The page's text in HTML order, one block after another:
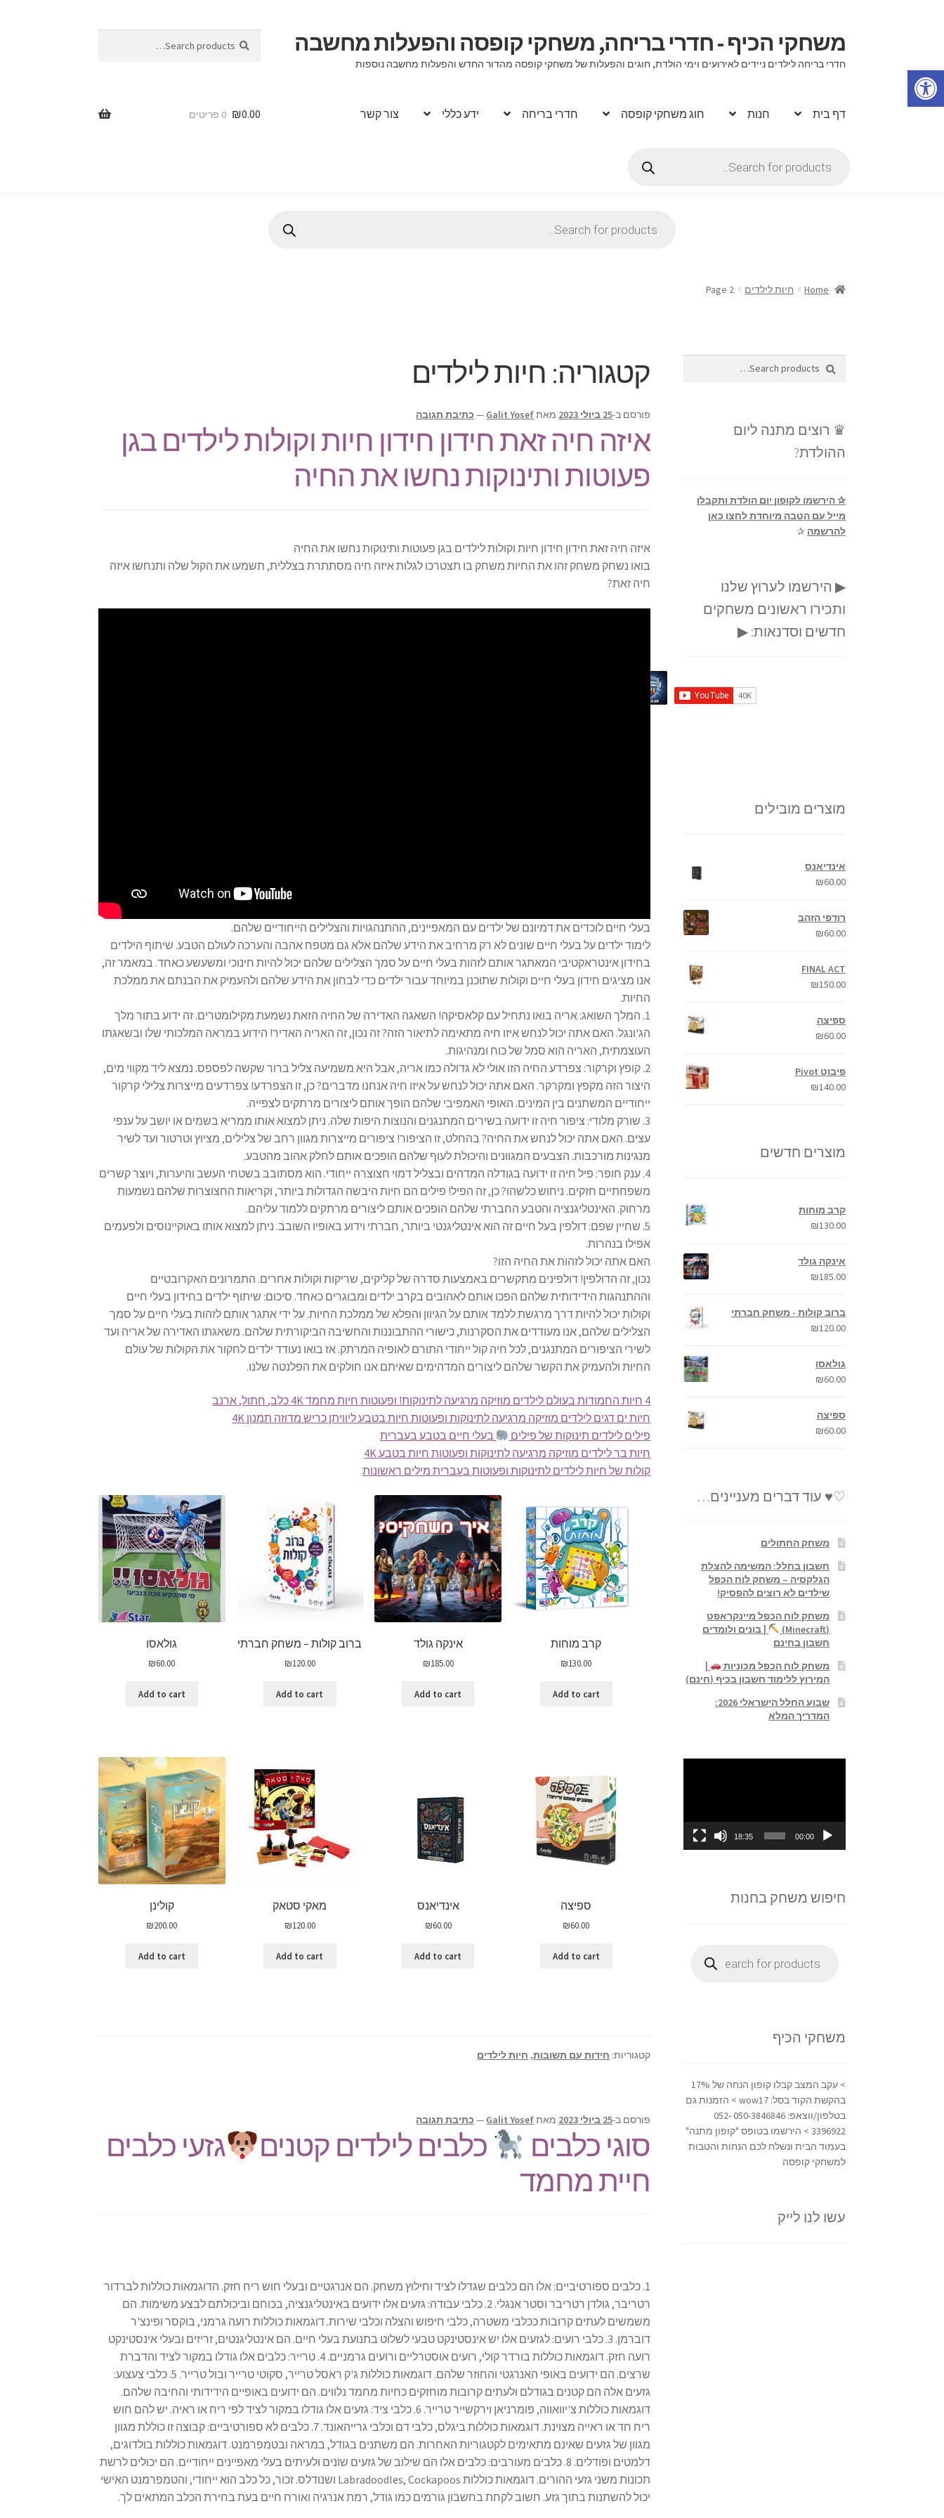
פתח סרגל נגישות
דלג
לניווט
לדלג
לתוכן
משחקי הכיף - חדרי בריחה, משחקי קופסה והפעלות מחשבה
חדרי בריחה לילדים ניידים לאירועים וימי הולדת, חוגים והפעלות של משחקי קופסה מהדור החדש והפעלות מחשבה נוספות
for:
דף בית חנות חוג משחקי קופסה חדרי בריחה ידע כללי צור קשר
search
₪0.00 0 פריטים
search
Home חיות לילדים Page 2
קטגוריה: חיות לילדים
פורסם ב-25 ביולי 2023 מאתGalit Yosef
— כתיבת תגובה
איזה חיה זאת חידון חידון חיות וקולות לילדים בגן
פעוטות ותינוקות נחשו את החיה
איזה חיה זאת חידון חידון חיות וקולות לילדים בגן פעוטות ותינוקות נחשו את החיה
בואו נשחק משחק זהו את החיות משחק בו תצטרכו לגלות איזה חיה מסתתרת בצללית, תשמעו את הקול שלה ותנחשו איזה
חיה זאת?
בעלי חיים לוכדים את דמיונם של ילדים עם המאפיינים, ההתנהגויות והצלילים הייחודיים שלהם.
לימוד ילדים על בעלי חיים שונים לא רק מרחיב את הידע שלהם אלא גם מטפח אהבה והערכה לעולם הטבע. שיתוף הילדים
בחידון אינטראקטיבי המאתגר אותם לזהות בעלי חיים על סמך הצלילים שלהם יכול להיות חינוכי ומשעשע כאחד. במאמר זה,
אנו מציגים חידון בעלי חיים וקולות שתוכנן במיוחד עבור ילדים כדי לבחון את הידע שלהם ולהעמיק את הבנתם את ממלכת
החיות.
1. המלך השואג: אריה בואו נתחיל עם קלאסיקה! השאגה האדירה של החיה הזאת נשמעת מקילומטרים. זה ידוע בתור מלך
הג'ונגל. האם אתה יכול לנחש איזו חיה מתאימה לתיאור הזה? זה נכון, זה האריה האדיר! הידוע במראה המלכותי שלו ובשאגתו
העוצמתית, האריה הוא סמל של כוח ומנהיגות.
2. קופץ וקרקור: צפרדע החיה הזו אולי לא גדולה כמו אריה, אבל היא משמיעה צליל ברור שקשה לפספס. נמצא ליד מקווי מים,
היצור הזה מקפץ ומקרקר. האם אתה יכול לנחש על איזו חיה אנחנו מדברים? כן, זו הצפרדע! צפרדעים מייצרות צלילי קרקור
ייחודיים המשתנים בין המינים. האופי האמפיבי שלהם הופך אותם ליצורים מרתקים לצפייה.
3. שורק מלודי: ציפור חיה זו ידועה בשירים המתנגנים והנוצות היפות שלה. ניתן למצוא אותו ממריא בשמים או יושב על ענפי
עצים. האם אתה יכול לנחש את החיה? בהחלט, זו הציפור! ציפורים מייצרות מגוון רחב של צלילים, מציוץ וטרטור ועד לשיר
מנגינות מורכבות. הצבעים המגוונים והיכולת לעוף שלהם הופכים אותם לחלק אהוב מהטבע.
4. ענק חופר: פיל חיה זו ידועה בגודלה המדהים ובצליל דמוי חצוצרה ייחודי. הוא מסתובב בשטחי העשב והיערות, ויוצר קשרים
משפחתיים חזקים. ניחוש כלשהו? כן, זה הפיל! פילים הם חיות היבשה הגדולות ביותר, וקריאות החצוצרות שלהם נשמעות
מרחוק. האינטליגנציה והטבע החברתי שלהם הופכים אותם ליצורים מרתקים ללמוד עליהם.
5. שחיין שפם: דולפין בעל חיים זה הוא אינטליגנטי ביותר, חברתי וידוע באופיו השובב. ניתן למצוא אותו באוקיינוסים ולפעמים
אפילו בנהרות.
האם אתה יכול לזהות את החיה הזו?
נכון, זה הדולפין! דולפינים מתקשרים באמצעות סדרה של קליקים, שריקות וקולות אחרים. התמרונים האקרובטיים
וההתנהגות הידידותית שלהם הפכו אותם לאהובים בקרב ילדים ומבוגרים כאחד. סיכום: שיתוף ילדים בחידון בעלי חיים
וקולות יכול להיות דרך מרגשת ללמד אותם על הגיוון והפלא של ממלכת החיות. על ידי אתגר אותם לזהות בעלי חיים על סמך
הצלילים שלהם, אנו מעודדים את הסקרנות, כישורי ההתבוננות והחשיבה הביקורתית שלהם. משאגתו האדירה של אריה ועד
לשירי הציפורים המתנגנים, לכל חיה קול ייחודי התורם לאופיה המרתק. אז בואו נעודד ילדים לחקור את הקולות של עולם
החיות ולהעמיק את הקשר שלהם ליצורים המדהימים שאיתם אנו חולקים את הפלנטה שלנו.
4 חיות החמודות בעולם לילדים מוזיקה מרגיעה לתינוקות! ופעוטות חיות מחמד 4K כלב, חתול, ארנב
חיות ים דגים לילדים מוזיקה מרגיעה לתינוקות ופעוטות חיות בטבע ליוויתן כריש מדוזה תמנון 4K
פילים לילדים תינוקות של פילים
בעלי חיים בטבע בעברית
חיות בר לילדים מוזיקה מרגיעה לתינוקות ופעוטות חיות בטבע 4K
קולות של חיות לילדים לתינוקות ופעוטות בעברית מילים ראשונות
קרב מוחות
₪130.00
Add to cart
אינקה גולד
₪185.00
Add to cart
ברוב קולות – משחק חברתי
₪120.00
Add to cart
גולאסו
₪60.00
Add to cart
ספיצה
₪60.00
Add to cart
אינדיאנס
₪60.00
Add to cart
מאקי סטאק
₪120.00
Add to cart
קולינן
₪200.00
Add to cart
קטגוריות: חידות עם תשובות, חיות לילדים
פורסם ב-25 ביולי 2023 מאתGalit Yosef
— כתיבת תגובה
סוגי כלבים כלבים לילדים קטנים
גזעי כלבים
חיית מחמד
1. כלבים ספורטיביים: אלו הם כלבים שגדלו לציד וחילוץ משחק. הם אנרגטיים ובעלי חוש ריח חזק. הדוגמאות כוללות לברדור
רטריבר, גולדן רטריבר וסטר אנגלי. 2. כלבי עבודה: גזעים אלו ידועים באינטליגנציה, בכוחם וביכולתם לבצע משימות. הם
משמשים לעתים קרובות ככלבי משטרה, כלבי חיפוש והצלה וכלבי שירות. דוגמאות כוללות רועה גרמני, בוקסר ופינצ'ר
דוברמן. 3. כלבי רועים: לגזעים אלו יש אינסטינקט טבעי לשלוט בתנועת בעלי חיים. הם אינטליגנטים, זריזים ובעלי אינסטינקט
רועה חזק. דוגמאות כוללות בורדר קולי, רועים אוסטרליים ורועים גרמניים. 4. טרייר: כלבים אלו גודלו במקור לציד והדברת
שרצים. הם ידועים באופי האנרגטי והחוזר שלהם. דוגמאות כוללות ג'ק ראסל טרייר, סקוטי טרייר ובול טרייר. 5. כלבי צעצוע:
גזעים אלה הם קטנים בגודלם ולעתים קרובות מוחזקים כחיות מחמד נלווים. הם ידועים באופיים הידידותי והחיבה שלהם.
דוגמאות כוללות צ'יוואווה, פומרניאן וירקשייר טרייר. 6. כלבי ציד: גזעים אלו גודלו במקור לציד לפי ריח או ראיה. יש להם חוש
ריח חד או ראייה מצוינת. דוגמאות כוללות ביגלס, כלבי דם וכלבי גרייהאונד. 7. כלבים לא ספורטיביים: קבוצה זו כוללת מגוון
מגוון של גזעים שאינם מתאימים לקטגוריות האחרות. הם משתנים בגודל, במראה ובטמפרמנט. דוגמאות כוללות בולדוגים,
דלמטים ופודלים. 8. כלבים מעורבים: כלבים אלו הם שילוב של גזעים שונים ולעיתים בעלי מאפיינים ייחודיים. הם יכולים לרשת
תכונות משני גזעי ההורים. דוגמאות כוללות Labradoodles, Cockapoos ושנודלס. זכור, כל כלב הוא ייחודי, והטמפרמנט האישי
יכול להשתנות בתוך גזע. חשוב לקחת בחשבון גורמים כמו גודל, רמת אנרגיה ואורח חיים בעת בחירת הכלב המתאים לך.
Search
for:
Search
♛ רוצים מתנה ליום
ההולדת?
✰ הירשמו לקופון יום הולדת ותקבלו
מייל עם הטבה מיוחדת לחצו כאן
להרשמה ✰
▶ הירשמו לערוץ שלנו
ותכירו ראשונים משחקים
חדשים וסדנאות: ▶
מוצרים מובילים
אינדיאנס
₪60.00
רודפי הזהב
₪60.00
FINAL ACT
₪150.00
ספיצה
₪60.00
פיבוט Pivot
₪140.00
מוצרים חדשים
קרב מוחות
₪130.00
אינקה גולד
₪185.00
ברוב קולות - משחק חברתי
₪120.00
גולאסו
₪60.00
ספיצה
₪60.00
♡♥ עוד דברים מעניינים…
משחק החתולים
חשבון בחלל: המשימה להצלת
הגלקסיה – משחק לוח הכפל
שילדים לא רוצים להפסיק!
משחק לוח הכפל מיינקראפט
(Minecraft)
| בונים ולומדים
חשבון בחינם
משחק לוח הכפל מכוניות
|
המירוץ ללימוד חשבון בכיף (חינם)
שבוע החלל הישראלי 2026:
המדריך המלא
00:00
18:35
חיפוש משחק בחנות
search
משחקי הכיף
> עקב המצב קבלו קופון הנחה של 17%
בהקשת הקוד בסל: wow17 > הזמנות גם
בטלפון/ווצאפ: 050-3846846 052-
3396922 > הירשמו בטופס "קופון מתנה"
בעמוד הבית ונשלח לכם הנחות והטבות
למשחקי קופסה
עשו לנו לייק